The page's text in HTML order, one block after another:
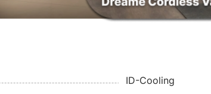
ID-Cooling